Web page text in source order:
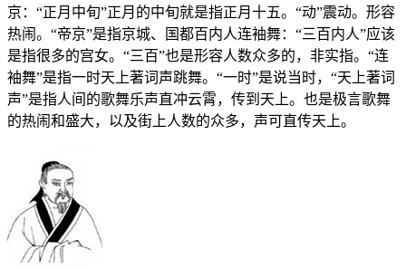
京：“正月中旬”正月的中旬就是指正月十五。“动”震动。形容
热闹。“帝京”是指京城、国都百内人连袖舞：“三百内人”应该
是指很多的宫女。“三百”也是形容人数众多的，非实指。“连
袖舞”是指一时天上著词声跳舞。“一时”是说当时，“天上著词
声”是指人间的歌舞乐声直冲云霄，传到天上。也是极言歌舞
的热闹和盛大，以及街上人数的众多，声可直传天上。